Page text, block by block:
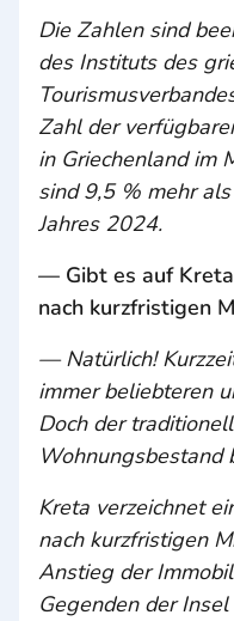
Die Zahlen sind
des Instituts des
Zahl der
in Griechenland im
sind 9,5 % mehr
Jahres 2024.
— Gibt es auf
nach kurzfristigen
— Natürlich!
immer beliebteren
Doch der
Wohnungsbestand
Kreta verzeichnet
nach kurzfristigen
Anstieg der
Gegenden der